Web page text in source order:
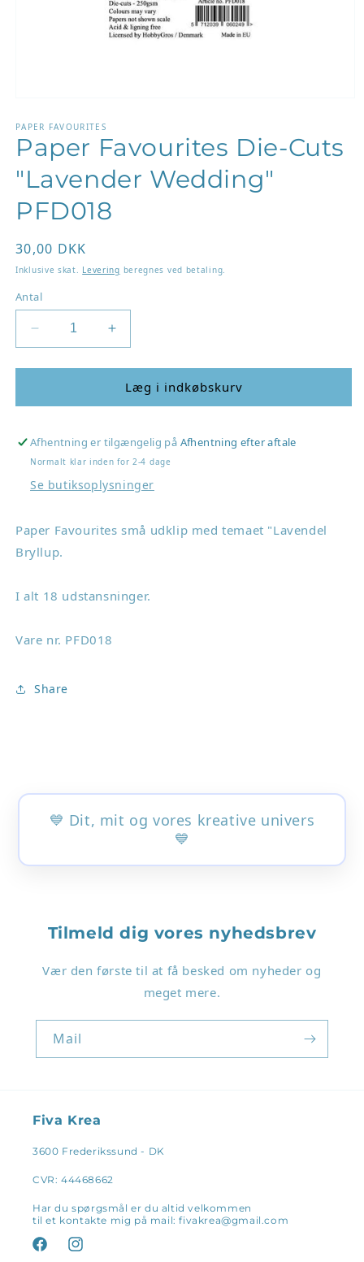
1
modus
PAPER FAVOURITES
Paper Favourites Die-Cuts
"Lavender Wedding"
PFD018
Normalpris
30,00 DKK
Inklusive skat. Levering beregnes ved betaling.
Antal
Reducer
antallet
for
Favourites
Cuts
&quot;Lavender
PFD018
Øg
antallet
for
Paper
Favourites
Cuts
&quot;Lavender
Wedding&quot;
PFD018
Læg i indkøbskurv
Afhentning er tilgængelig på Afhentning efter aftale
Normalt klar inden for 2-4 dage
Se butiksoplysninger
Paper Favourites små udklip med temaet "Lavendel
Bryllup.
I alt 18 udstansninger.
Vare nr. PFD018
Share
💙 Dit, mit og vores kreative univers
💙
Tilmeld dig vores nyhedsbrev
Vær den første til at få besked om nyheder og
meget mere.
Mail
Fiva Krea
3600 Frederikssund - DK
CVR: 44468662
Har du spørgsmål er du altid velkommen
til et kontakte mig på mail: fivakrea@gmail.com
FacebookInstagram
Login påkrævet
din ønskeliste og se dine tidligere gemte varer.